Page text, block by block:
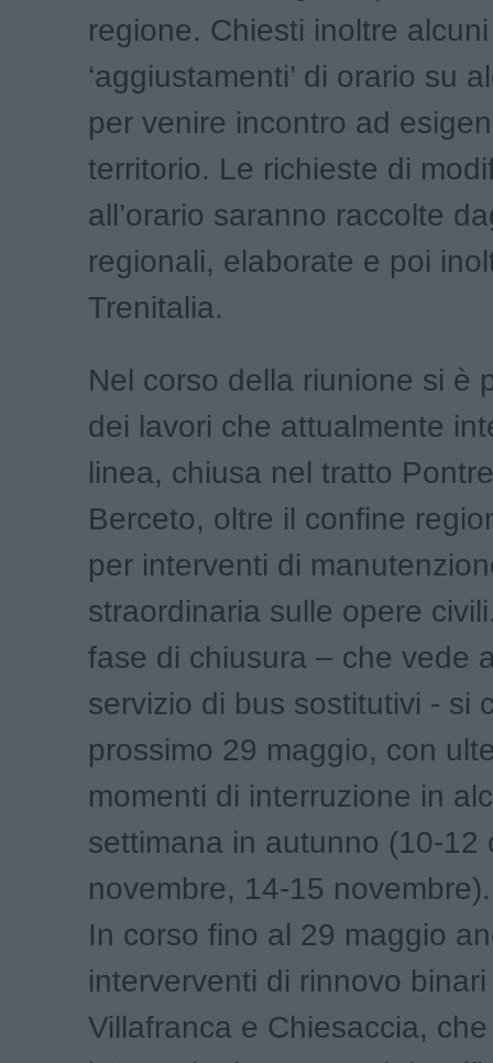
regione. Chiesti inoltre alcuni
‘aggiustamenti’ di orario su
per venire incontro ad
territorio. Le richieste di
all’orario saranno raccolte
regionali, elaborate e poi
Trenitalia.
Nel corso della riunione si è
dei lavori che attualmente
linea, chiusa nel tratto
Berceto, oltre il confine
per interventi di
straordinaria sulle opere
fase di chiusura – che vede
servizio di bus sostitutivi - si
prossimo 29 maggio, con
momenti di interruzione in
settimana in autunno (10-12
novembre, 14-15 novembre).
In corso fino al 29 maggio
interverventi di rinnovo
Villafranca e Chiesaccia,